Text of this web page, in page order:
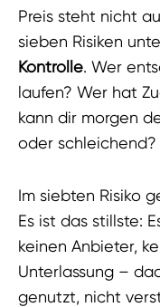
Preis steht nicht
sieben Risiken
Kontrolle. Wer
laufen? Wer hat
kann dir morgen
oder schleichend?
Im siebten Risiko
Es ist das stillste:
keinen Anbieter,
Unterlassung –
genutzt, nicht